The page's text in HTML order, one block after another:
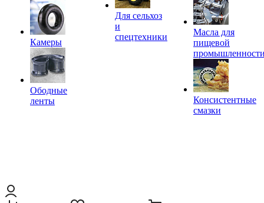
Камеры
Ободные
ленты
Для сельхоз
и
спецтехники
Масла для
пищевой
Консистентные
смазки